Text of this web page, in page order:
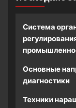
Система
Основные
диагностики
Техники